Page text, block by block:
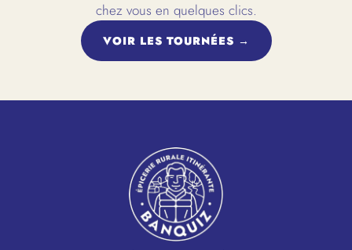
chez vous en quelques clics.
VOIR LES TOURNÉES →